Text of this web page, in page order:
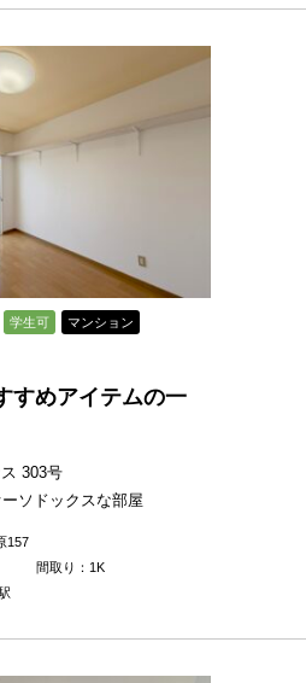
学生可 マンション
すめアイテムの一
303号
ソドックスな部屋
157
間取り：1K